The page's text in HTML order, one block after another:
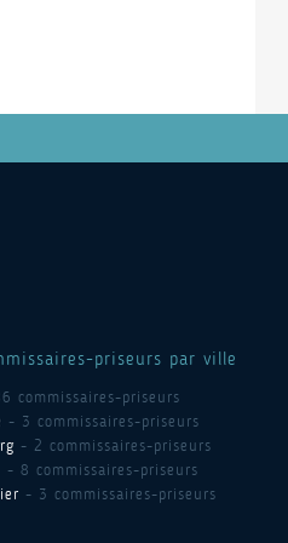
priseurs par ville
commissaires-priseurs
- 3 commissaires-priseurs
- 2 commissaires-priseurs
- 8 commissaires-priseurs
- 3 commissaires-priseurs